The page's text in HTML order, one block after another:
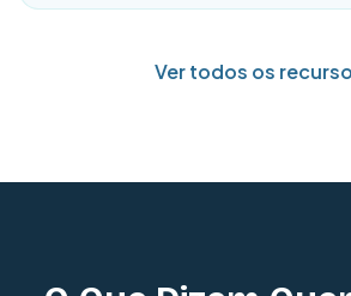
Ver todos os